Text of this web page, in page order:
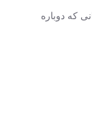
که دوباره